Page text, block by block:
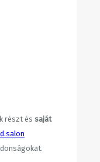
részt és saját